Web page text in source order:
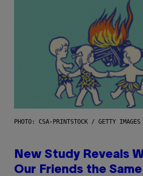
PHOTO: CSA-PRINTSTOCK / GETTY IMAGES
New Study Reveals
Our Friends the